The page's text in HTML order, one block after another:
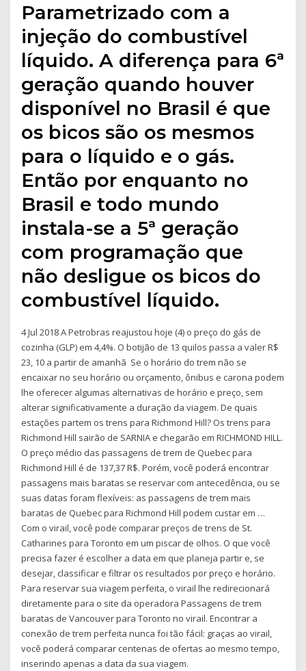
Parametrizado com a
injeção do combustível
líquido. A diferença para 6ª
geração quando houver
disponível no Brasil é que
os bicos são os mesmos
para o líquido e o gás.
Então por enquanto no
Brasil e todo mundo
instala-se a 5ª geração
com programação que
não desligue os bicos do
combustível líquido.
4 Jul 2018 A Petrobras reajustou hoje (4) o preço do gás de
cozinha (GLP) em 4,4%. O botijão de 13 quilos passa a valer R$
23, 10 a partir de amanhã Se o horário do trem não se
encaixar no seu horário ou orçamento, ônibus e carona podem
lhe oferecer algumas alternativas de horário e preço, sem
alterar significativamente a duração da viagem. De quais
estações partem os trens para Richmond Hill? Os trens para
Richmond Hill sairão de SARNIA e chegarão em RICHMOND HILL.
O preço médio das passagens de trem de Quebec para
Richmond Hill é de 137,37 R$. Porém, você poderá encontrar
passagens mais baratas se reservar com antecedência, ou se
suas datas foram flexíveis: as passagens de trem mais
baratas de Quebec para Richmond Hill podem custar em …
Com o virail, você pode comparar preços de trens de St.
Catharines para Toronto em um piscar de olhos. O que você
precisa fazer é escolher a data em que planeja partir e, se
desejar, classificar e filtrar os resultados por preço e horário.
Para reservar sua viagem perfeita, o virail lhe redirecionará
diretamente para o site da operadora Passagens de trem
baratas de Vancouver para Toronto no virail. Encontrar a
conexão de trem perfeita nunca foi tão fácil: graças ao virail,
você poderá comparar centenas de ofertas ao mesmo tempo,
inserindo apenas a data da sua viagem.